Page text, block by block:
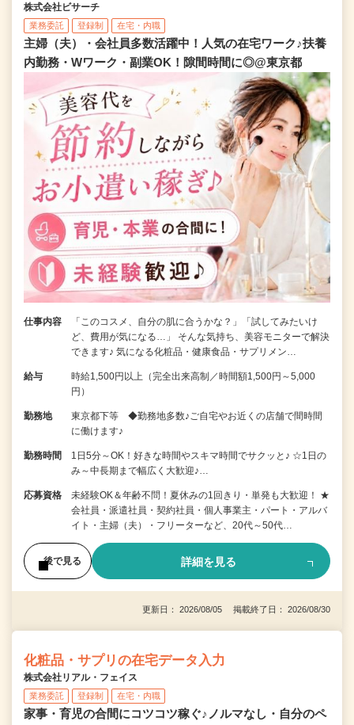
株式会社ビサーチ
業務委託 登録制 在宅・内職
主婦（夫）・会社員多数活躍中！人気の在宅ワーク♪扶養
内勤務・Wワーク・副業OK！隙間時間に◎@東京都
仕事内容
「このコスメ、自分の肌に合うかな？」「試してみたいけ
ど、費用が気になる…」 そんな気持ち、美容モニターで解決
できます♪ 気になる化粧品・健康食品・サプリメン…
給与
時給1,500円以上（完全出来高制／時間額1,500円～5,000
円）
勤務地
東京都下等 ◆勤務地多数♪ご自宅やお近くの店舗で間時間
に働けます♪
勤務時間
1日5分～OK！好きな時間やスキマ時間でサクッと♪ ☆1日の
み～中長期まで幅広く大歓迎♪…
応募資格
未経験OK＆年齢不問！夏休みの1回きり・単発も大歓迎！ ★
会社員・派遣社員・契約社員・個人事業主・パート・アルバ
イト・主婦（夫）・フリーターなど、20代～50代…
後で見る 詳細を見る
更新日： 2026/08/05 掲載終了日： 2026/08/30
化粧品・サプリの在宅データ入力
株式会社リアル・フェイス
業務委託 登録制 在宅・内職
家事・育児の合間にコツコツ稼ぐ♪ノルマなし・自分のペ